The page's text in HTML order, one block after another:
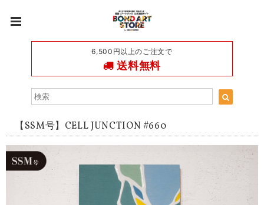
6,500円以上のご注文で
送料無料
【SSM号】CELL JUNCTION #660